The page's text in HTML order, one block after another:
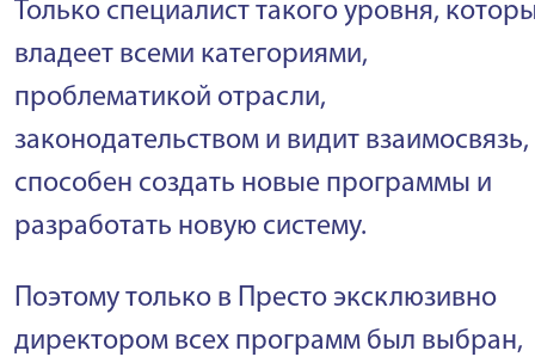
Только специалист такого уровня,
владеет всеми категориями,
проблематикой отрасли,
законодательством и видит взаимосвязь,
способен создать новые программы и
разработать новую систему.
Поэтому только в Престо эксклюзивно
директором всех программ был выбран,